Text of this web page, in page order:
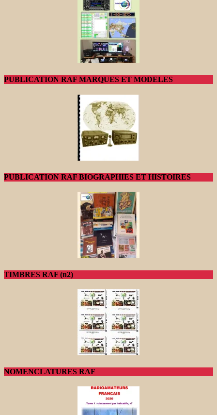
PUBLICATION RAF MARQUES ET MODELES
PUBLICATION RAF BIOGRAPHIES ET HISTOIRES
TIMBRES RAF (n2)
NOMENCLATURES RAF